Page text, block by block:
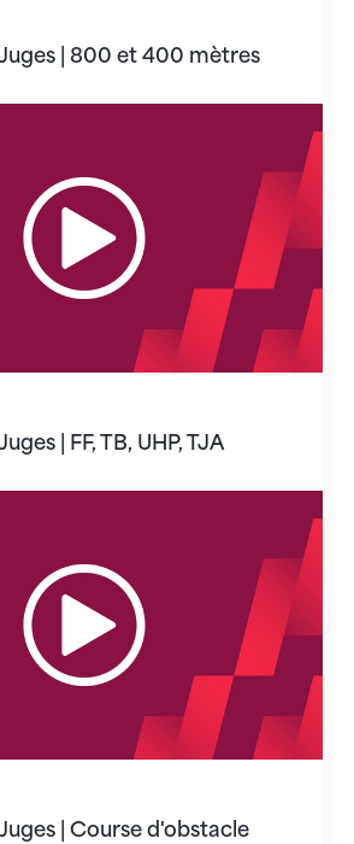
| 800 et 400 mètres
| FF, TB, UHP, TJA
| Course d'obstacle